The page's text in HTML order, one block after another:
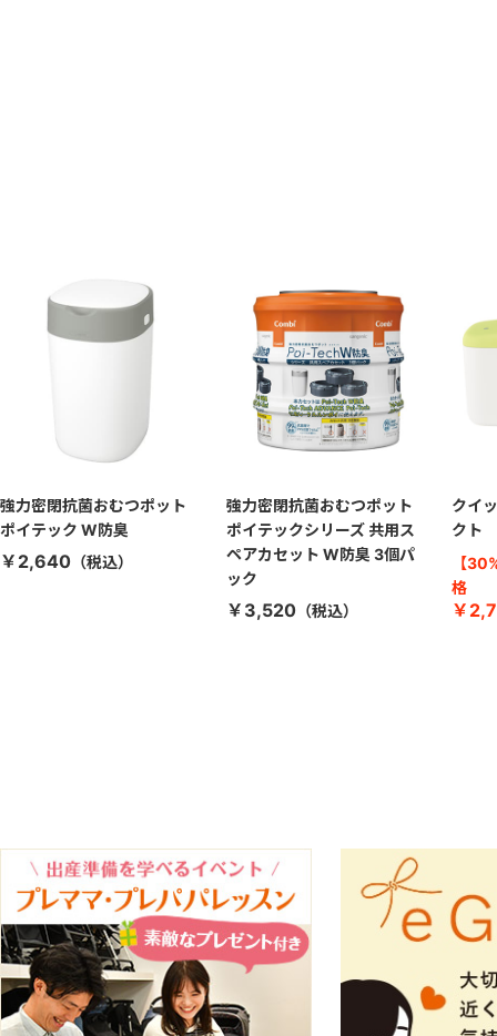
強力密閉抗菌おむつポット
ポイテック W防臭
￥2,640
強力密閉抗菌おむつポット
ポイテックシリーズ 共用ス
ペアカセット W防臭 3個パ
ック
￥3,520
クイ
クト
【
格
￥